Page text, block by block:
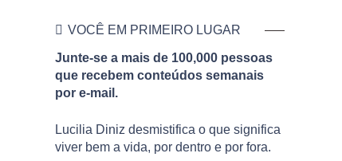
VOCÊ EM PRIMEIRO LUGAR
Junte-se a mais de 100,000 pessoas
que recebem conteúdos semanais
por e-mail.
Lucilia Diniz desmistifica o que significa
viver bem a vida, por dentro e por fora.